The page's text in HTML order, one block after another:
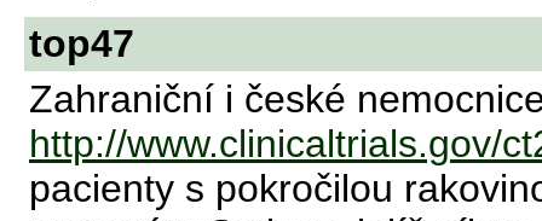
top47
Zahraniční i české
http://www.clinicaltrials.gov/
pacienty s pokročilou